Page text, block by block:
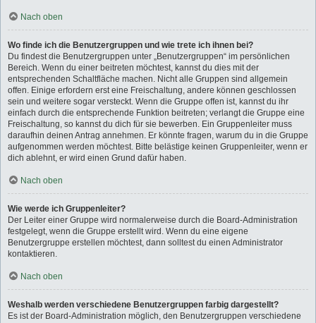
Nach oben
Wo finde ich die Benutzergruppen und wie trete ich ihnen bei?
Du findest die Benutzergruppen unter „Benutzergruppen“ im persönlichen
Bereich. Wenn du einer beitreten möchtest, kannst du dies mit der
entsprechenden Schaltfläche machen. Nicht alle Gruppen sind allgemein
offen. Einige erfordern erst eine Freischaltung, andere können geschlossen
sein und weitere sogar versteckt. Wenn die Gruppe offen ist, kannst du ihr
einfach durch die entsprechende Funktion beitreten; verlangt die Gruppe eine
Freischaltung, so kannst du dich für sie bewerben. Ein Gruppenleiter muss
daraufhin deinen Antrag annehmen. Er könnte fragen, warum du in die Gruppe
aufgenommen werden möchtest. Bitte belästige keinen Gruppenleiter, wenn er
dich ablehnt, er wird einen Grund dafür haben.
Nach oben
Wie werde ich Gruppenleiter?
Der Leiter einer Gruppe wird normalerweise durch die Board-Administration
festgelegt, wenn die Gruppe erstellt wird. Wenn du eine eigene
Benutzergruppe erstellen möchtest, dann solltest du einen Administrator
kontaktieren.
Nach oben
Weshalb werden verschiedene Benutzergruppen farbig dargestellt?
Es ist der Board-Administration möglich, den Benutzergruppen verschiedene